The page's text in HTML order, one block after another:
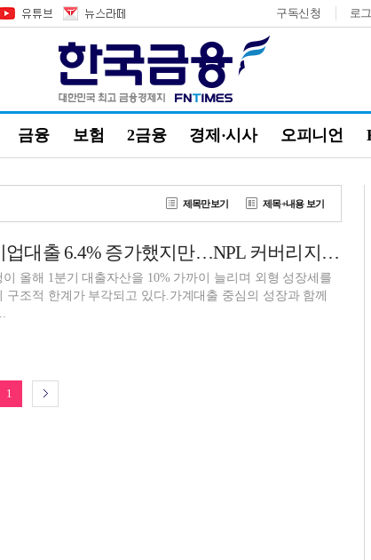
구독신청 로
금융 보험 2금융 경제·시사 오피니언
제목만보기 제목+내용 보기
정일선號 광주은행, 기업대출 6.4% 증가했지만…NPL 커버리지 100%선 깨져 [금융사 2026 1분기 실적]
올해 1분기 대출자산을 10% 가까이 늘리며 외형 성장세를
조적 한계가 부각되고 있다.가계대출 중심의 성장과 함께
1